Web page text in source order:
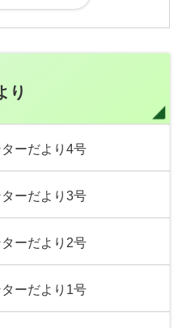
り
ーだより4号
ーだより3号
ーだより2号
ーだより1号